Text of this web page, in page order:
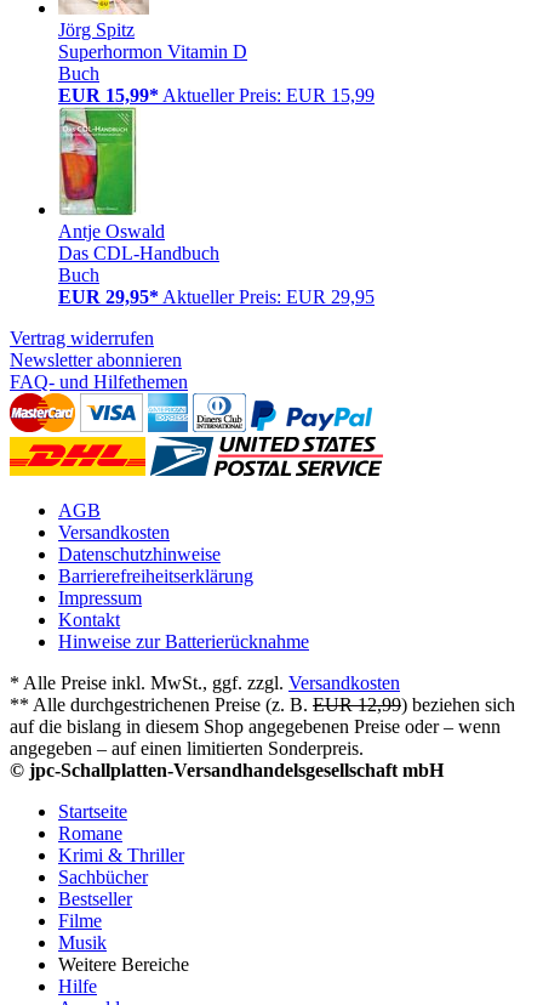
Jörg Spitz
Superhormon Vitamin D
Buch
EUR 15,99* Aktueller Preis: EUR 15,99
Antje Oswald
Das CDL-Handbuch
Buch
EUR 29,95* Aktueller Preis: EUR 29,95
Vertrag widerrufen
Newsletter abonnieren
FAQ- und Hilfethemen
AGB
Versandkosten
Datenschutzhinweise
Barrierefreiheitserklärung
Impressum
Kontakt
Hinweise zur Batterierücknahme
* Alle Preise inkl. MwSt., ggf. zzgl. Versandkosten
** Alle durchgestrichenen Preise (z. B. EUR 12,99) beziehen sich
auf die bislang in diesem Shop angegebenen Preise oder – wenn
angegeben – auf einen limitierten Sonderpreis.
© jpc-Schallplatten-Versandhandelsgesellschaft mbH
Startseite
Romane
Krimi & Thriller
Sachbücher
Bestseller
Filme
Musik
Weitere Bereiche
Hilfe